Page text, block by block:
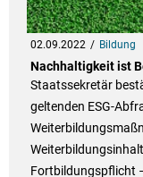
02.09.2022 Bildung
Nachhaltigkeit ist
Staatssekretär
geltenden ESG-
Fortbildungspflicht